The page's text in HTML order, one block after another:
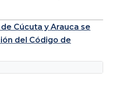
Cúcuta y Arauca se
del Código de